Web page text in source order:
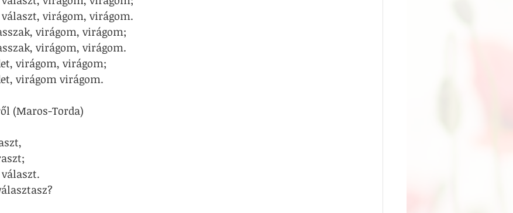
virágom, virágom.
virágom, virágom;
virágom, virágom.
virágom, virágom;
virágom virágom.
(Maros-Torda)